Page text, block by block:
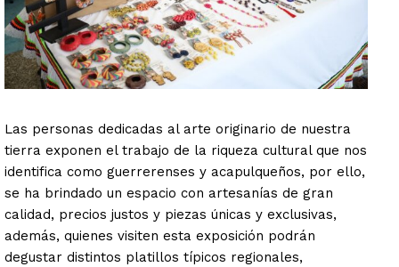
Las personas dedicadas al arte originario de nuestra
tierra exponen el trabajo de la riqueza cultural que nos
identifica como guerrerenses y acapulqueños, por ello,
se ha brindado un espacio con artesanías de gran
calidad, precios justos y piezas únicas y exclusivas,
además, quienes visiten esta exposición podrán
degustar distintos platillos típicos regionales,